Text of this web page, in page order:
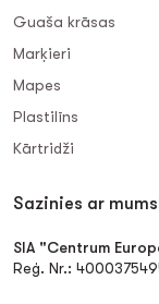
Guaša krāsas
Marķieri
Mapes
Plastilīns
Kārtridži
Sazinies ar
SIA "Centrum
Reģ. Nr.: